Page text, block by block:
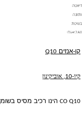
דיאטה
ותזונה
בשיטת
Diet2All:
שמאחורי
קו-אנזים Q10
קיו-10, אוביקינון
CO Q10 הינו רכיב מסיס